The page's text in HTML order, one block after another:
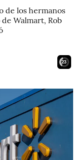
de los hermanos
Walmart, Rob
22